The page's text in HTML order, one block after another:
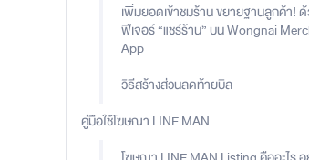
เพิ่มยอดเข้าชมร้าน ขยายฐานลูกค้า!
ฟีเจอร์ “แชร์ร้าน” บน Wongnai
App
วิธีสร้างส่วนลดท้ายบิล
คู่มือใช้โฆษณา LINE MAN